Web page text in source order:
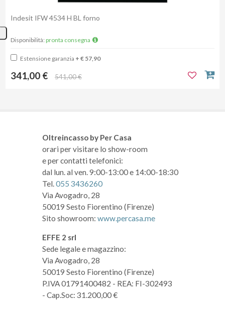
Indesit IFW 4534 H BL forno
Disponibilità: pronta consegna
Estensione garanzia + € 57,90
341,00 € 541,00 €
Oltreincasso by Per Casa
orari per visitare lo show-room
e per contatti telefonici:
dal lun. al ven. 9:00-13:00 e 14:00-18:30
Tel.055 3436260
Via Avogadro, 28
50019 Sesto Fiorentino (Firenze)
Sito showroom: www.percasa.me
EFFE 2 srl
Sede legale e magazzino:
Via Avogadro, 28
50019 Sesto Fiorentino (Firenze)
P.IVA 01791400482 - REA: FI-302493
- Cap.Soc: 31.200,00 €